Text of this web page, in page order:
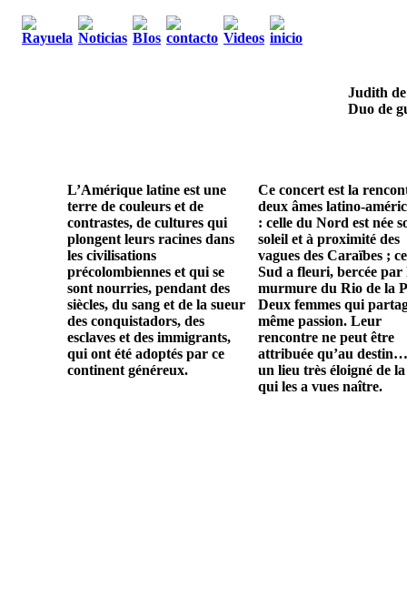
Judith
Duo de
L’Amérique latine est une
terre de couleurs et de
contrastes, de cultures qui
plongent leurs racines dans
les civilisations
précolombiennes et qui se
sont nourries, pendant des
siècles, du sang et de la sueur
des conquistadors, des
esclaves et des immigrants,
qui ont été adoptés par ce
continent généreux.
Ce concert est la
deux âmes latino-
: celle du Nord est née
soleil et à proximité des
vagues des Caraïbes ;
Sud a fleuri, bercée par
murmure du Rio de la
Deux femmes qui
même passion. Leur
rencontre ne peut être
attribuée qu’au
un lieu très éloigné de
qui les a vues naître.